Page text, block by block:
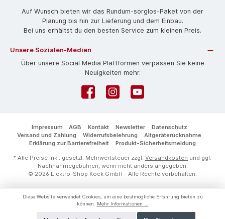
Auf Wunsch bieten wir das Rund­um-sorg­los-Pa­ket von der
Planung bis hin zur Lieferung und dem Einbau.
Bei uns erhältst du den besten Service zum kleinen Preis.
Unsere Sozialen-Medien
Über unsere Social Media Plattformen verpassen Sie keine
Neuigkeiten mehr.
FacebookInstagramYouTube
Impressum AGB Kontakt Newsletter
Datenschutz
Versand und Zahlung
Widerrufsbelehrung
Altgeräterücknahme
Erklärung zur Barrierefreiheit
Produkt-Sicherheitsmeldung
* Alle Preise inkl. gesetzl. Mehrwertsteuer zzgl. Versandkosten und ggf.
Nachnahmegebühren, wenn nicht anders angegeben.
© 2026 Elektro-Shop Köck GmbH - Alle Rechte vorbehalten.
Diese Website verwendet Cookies, um eine bestmögliche Erfahrung bieten zu
können.
Mehr Informationen ...